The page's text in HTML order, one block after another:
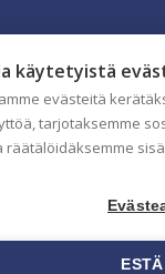
käytetyistä
evästeitä
tarjotaksemme
räätälöidäksemme
Yritys
Ota yhteyttä